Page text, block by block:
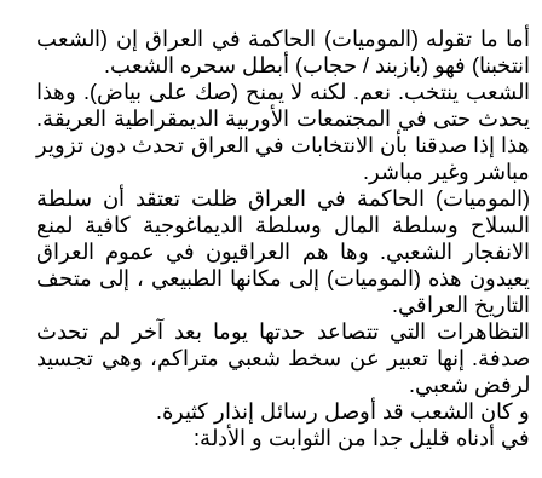
أما ما تقوله (الموميات) الحاكمة في العراق إن (الشعب
انتخبنا) فهو (بازبند / حجاب) أبطل سحره الشعب.
الشعب ينتخب. نعم. لكنه لا يمنح (صك على بياض). وهذا
يحدث حتى في المجتمعات الأوربية الديمقراطية العريقة.
هذا إذا صدقنا بأن الانتخابات في العراق تحدث دون تزوير
مباشر وغير مباشر.
(الموميات) الحاكمة في العراق ظلت تعتقد أن سلطة
السلاح وسلطة المال وسلطة الديماغوجية كافية لمنع
الانفجار الشعبي. وها هم العراقيون في عموم العراق
يعيدون هذه (الموميات) إلى مكانها الطبيعي ، إلى متحف
التاريخ العراقي.
التظاهرات التي تتصاعد حدتها يوما بعد آخر لم تحدث
صدفة. إنها تعبير عن سخط شعبي متراكم، وهي تجسيد
لرفض شعبي.
و كان الشعب قد أوصل رسائل إنذار كثيرة.
في أدناه قليل جدا من الثوابت و الأدلة: